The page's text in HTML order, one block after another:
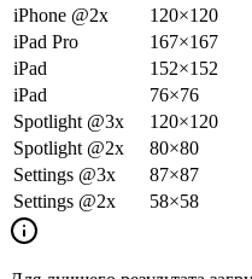
iPhone @2x
120×120
iPad Pro
167×167
iPad
152×152
iPad
76×76
Spotlight @3x
120×120
Spotlight @2x
80×80
Settings @3x
87×87
Settings @2x
58×58